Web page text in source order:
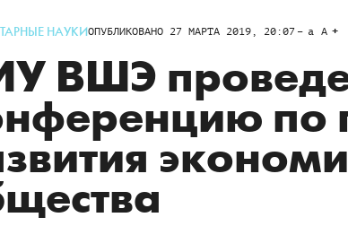
НАУКИОПУБЛИКОВАНО 27 МАРТА 2019, 20:07 a A
ВШЭ
по